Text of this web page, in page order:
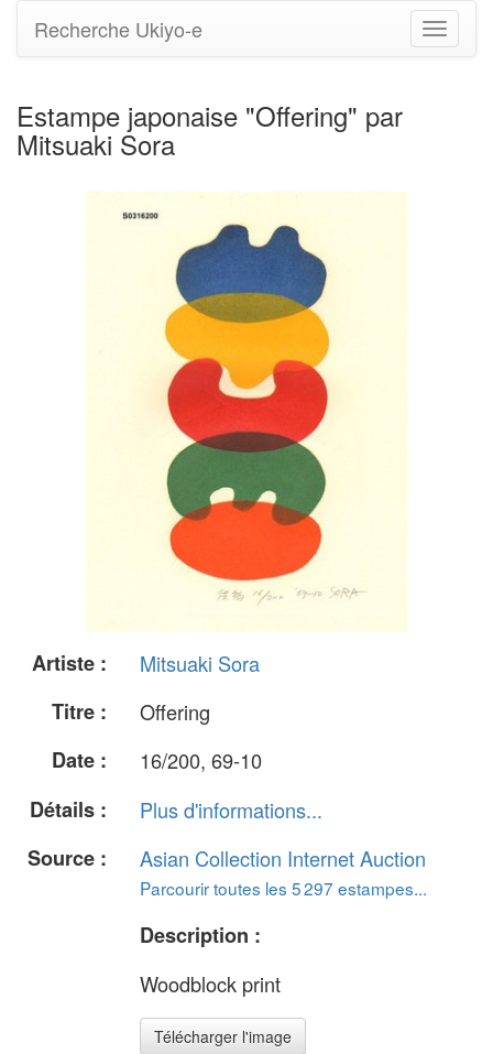
Basculer
la
Recherche Ukiyo-e
Estampe japonaise "Offering" par
Mitsuaki Sora
Artiste :
Mitsuaki Sora
Titre :
Offering
Date :
16/200, 69-10
Détails :
Plus d'informations...
Source :
Asian Collection Internet Auction
Parcourir toutes les 5 297 estampes...
Description :
Woodblock print
Télécharger l'image